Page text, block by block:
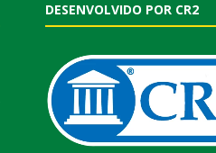
DESENVOLVIDO POR CR2